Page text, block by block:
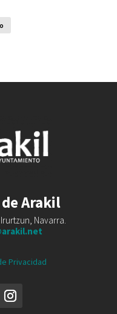
Arakil
Navarra.
Privacidad